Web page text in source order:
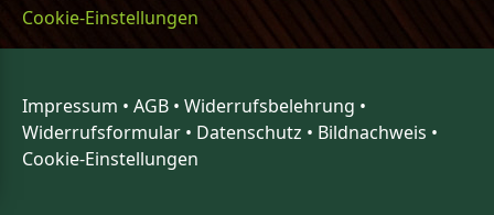
Cookie-Einstellungen
Impressum • AGB • Widerrufsbelehrung •
Widerrufsformular • Datenschutz • Bildnachweis •
Cookie-Einstellungen